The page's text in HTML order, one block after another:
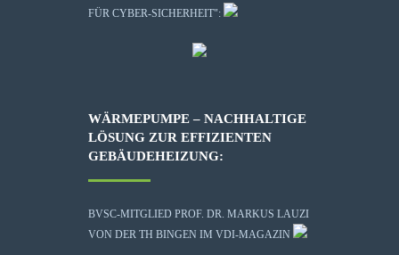
FÜR CYBER-SICHERHEIT":
WÄRMEPUMPE – NACHHALTIGE
LÖSUNG ZUR EFFIZIENTEN
GEBÄUDEHEIZUNG:
BVSC-MITGLIED PROF. DR. MARKUS LAUZI
VON DER TH BINGEN IM VDI-MAGAZIN